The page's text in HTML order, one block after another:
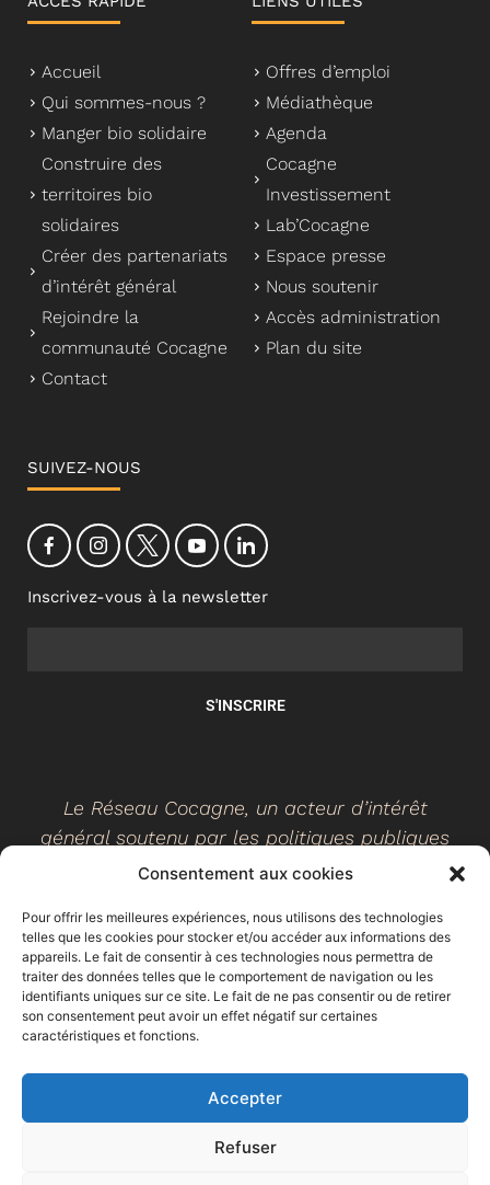
Consentement aux cookies
Pour offrir les meilleures expériences, nous utilisons des technologies
telles que les cookies pour stocker et/ou accéder aux informations des
appareils. Le fait de consentir à ces technologies nous permettra de
traiter des données telles que le comportement de navigation ou les
identifiants uniques sur ce site. Le fait de ne pas consentir ou de retirer
son consentement peut avoir un effet négatif sur certaines
caractéristiques et fonctions.
Accepter
Refuser
Accueil
Qui sommes-nous ?
Manger bio solidaire
Construire des
territoires bio
solidaires
Créer des partenariats
d’intérêt général
Rejoindre la
communauté Cocagne
Contact
Offres d’emploi
Médiathèque
Agenda
Cocagne
Investissement
Lab’Cocagne
Espace presse
Nous soutenir
Accès administration
Plan du site
SUIVEZ-NOUS
Inscrivez-vous à la newsletter
S'INSCRIRE
Le Réseau Cocagne, un acteur d’intérêt
général soutenu par les politiques publiques
©2026- Réseau Cocagne -Site web réalisé par Ethicweb
Mentions légales